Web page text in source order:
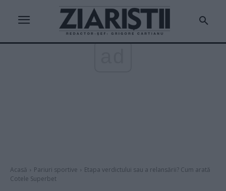
Acasă Pariuri sportive
Etapa verdictului sau a relansării? Cum arată
Cotele Superbet